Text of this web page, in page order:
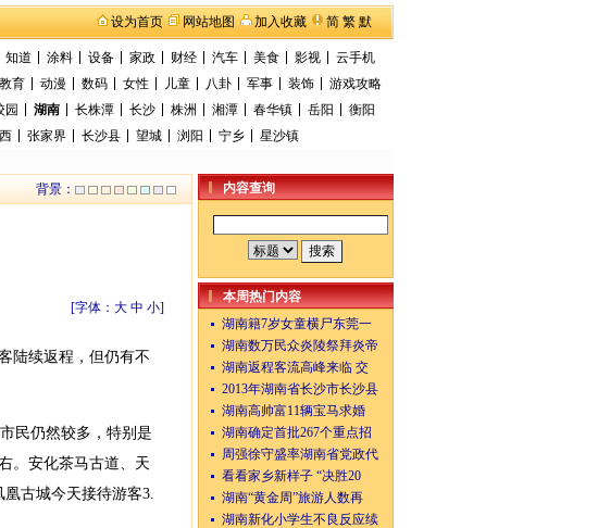
设为首页 网站地图 加入收藏 简 繁 默
知道 涂料 设备 家政 财经 汽车 美食 影视
云手机
教育 动漫 数码 女性 儿童 八卦 军事 装饰
游戏攻略
园 湖南 长株潭 长沙 株洲 湘潭 春华镇 岳阳
衡阳
张家界 长沙县 望城 浏阳 宁乡
星沙镇
背景：
[字体： 大 中 小]
陆续返程，但仍有不
民仍然较多，特别是
。安化茶马古道、天
古城今天接待游客3.
内容查询
本周热门内容
湖南籍7岁女童横尸东莞一
湖南数万民众炎陵祭拜炎帝
湖南返程客流高峰来临 交
2013年湖南省长沙市长沙县
湖南高帅富11辆宝马求婚
湖南确定首批267个重点招
周强徐守盛率湖南省党政代
看看家乡新样子 “决胜20
湖南“黄金周”旅游人数再
湖南新化小学生不良反应续